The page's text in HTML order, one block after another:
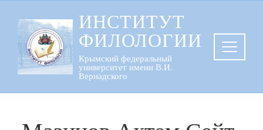
содержанию
ИНСТИТУТ
ФИЛОЛОГИИ
Крымский федеральный
университет имени В.И.
Вернадского